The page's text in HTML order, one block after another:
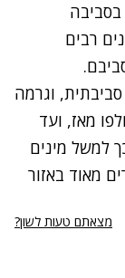
רבים
וגרמה
כולו. 3,000 שנים חלפו מאז, ועד
למשל מינים
מאוד באזור
מצאתם טעות לשון?